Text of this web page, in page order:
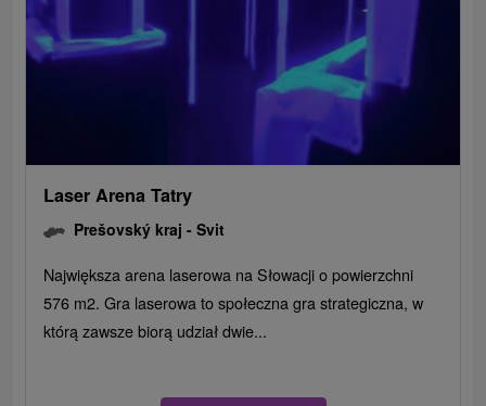
Laser Arena Tatry
Prešovský kraj -Svit
Największa arena laserowa na Słowacji o powierzchni
576 m2. Gra laserowa to społeczna gra strategiczna, w
którą zawsze biorą udział dwie...